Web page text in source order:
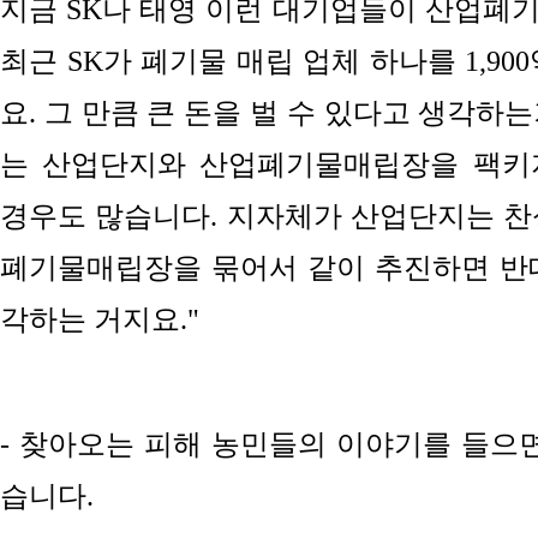
지금 SK나 태영 이런 대기업들이 산업폐
최근 SK가 폐기물 매립 업체 하나를
요. 그 만큼 큰 돈을 벌 수 있다고 생각하
는 산업단지와 산업폐기물매립장을 팩
경우도 많습니다. 지자체가 산업단지는
폐기물매립장을 묶어서 같이 추진하면
각하는 거지요."
- 찾아오는 피해 농민들의 이야기를 들으
습니다.